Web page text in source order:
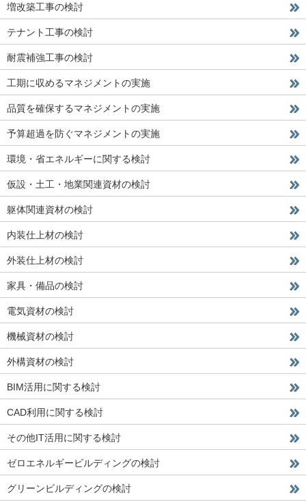
増改築工事の検討
テナント工事の検討
耐震補強工事の検討
工期に収めるマネジメントの実施
品質を確保するマネジメントの実施
予算超過を防ぐマネジメントの実施
環境・省エネルギーに関する検討
仮設・土工・地業関連資材の検討
躯体関連資材の検討
内装仕上材の検討
外装仕上材の検討
家具・備品の検討
電気資材の検討
機械資材の検討
外構資材の検討
BIM活用に関する検討
CAD利用に関する検討
その他IT活用に関する検討
ゼロエネルギービルディングの検討
グリーンビルディングの検討